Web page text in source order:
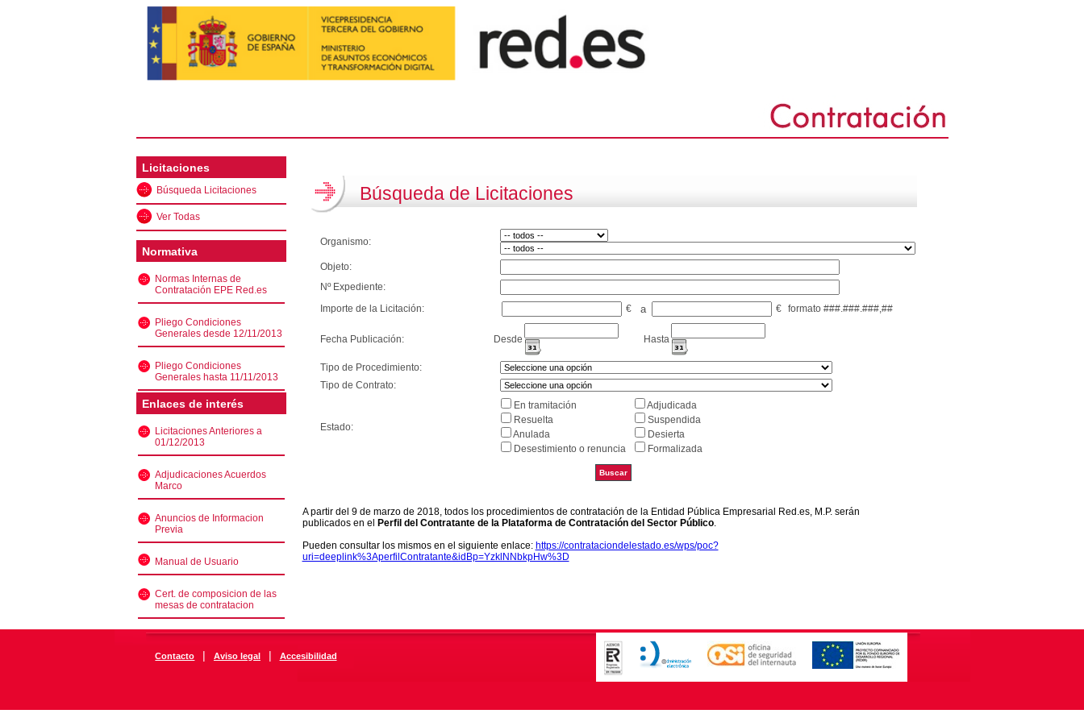
Licitaciones
Búsqueda Licitaciones
Ver Todas
Normativa
Normas Internas de
Contratación EPE Red.es
Pliego Condiciones
Generales desde 12/11/2013
Pliego Condiciones
Generales hasta 11/11/2013
Enlaces de interés
Licitaciones Anteriores a
01/12/2013
Adjudicaciones Acuerdos
Marco
Anuncios de Informacion
Previa
Manual de Usuario
Cert. de composicion de las
mesas de contratacion
Búsqueda de Licitaciones
Organismo:
Objeto:
Nº Expediente:
Importe de la Licitación:
€ a € formato ###.###.###,##
Fecha Publicación: Desde Hasta
Tipo de Procedimiento:
Tipo de Contrato:
Estado:
En tramitación
Adjudicada
Resuelta
Suspendida
Anulada
Desierta
Desestimiento o renuncia
Formalizada
A partir del 9 de marzo de 2018, todos los procedimientos de contratación de la Entidad Pública Empresarial Red.es, M.P. serán
publicados en el
Perfil del Contratante de la Plataforma de Contratación del Sector Público.
Pueden consultar los mismos en el siguiente enlace: https://contrataciondelestado.es/wps/poc?
uri=deeplink%3AperfilContratante&idBp=YzklNNbkpHw%3D
Contacto | Aviso legal | Accesibilidad